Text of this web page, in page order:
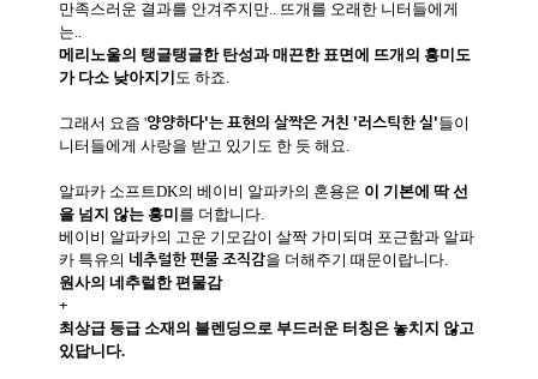
만족스러운 결과를 안겨주지만.. 뜨개를 오래한 니터들에게
는..
메리노울의 탱글탱글한 탄성과 매끈한 표면에 뜨개의 흥미도
가 다소 낮아지기 도 하죠.
그래서 요즘 '양양하다'는 표현의 살짝은 거친 '러스틱한 실'들이
니터들에게 사랑을 받고 있기도 한 듯 해요.
알파카 소프트DK의 베이비 알파카의 혼용은 이 기본에 딱 선
을 넘지 않는 흥미 를 더합니다.
베이비 알파카의 고운 기모감이 살짝 가미되며 포근함과 알파
카 특유의 네추럴한 편물 조직감을 더해주기 때문이랍니다.
원사의 네추럴한 편물감
+
최상급 등급 소재의 블렌딩으로 부드러운 터칭은 놓치지 않고
있답니다.